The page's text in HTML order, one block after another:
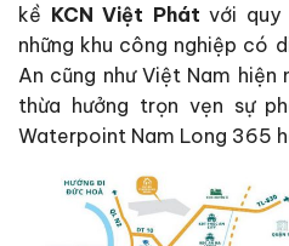
kề KCN Việt Phát với quy
những khu công nghiệp có
An cũng như Việt Nam hiện
thừa hưởng trọn vẹn sự
Waterpoint Nam Long 365